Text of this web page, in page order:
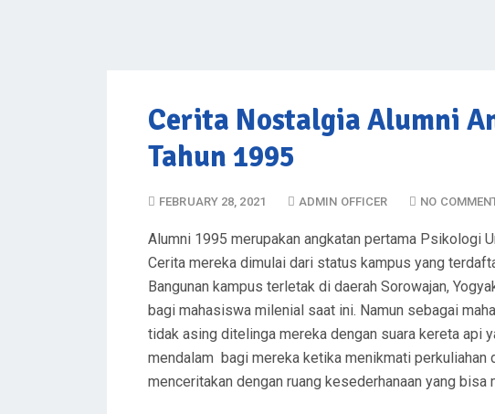
Cerita Nostalgia Alumni
Tahun 1995
P
S
T
E
D
O
N
FEBRUARY 28, 2021 ADMIN OFFICER NO
Alumni 1995 merupakan angkatan pertama Psikologi
Cerita mereka dimulai dari status kampus yang
Bangunan kampus terletak di daerah Sorowajan,
bagi mahasiswa milenial saat ini. Namun sebagai
tidak asing ditelinga mereka dengan suara kereta api
mendalam bagi mereka ketika menikmati perkuliahan
menceritakan dengan ruang kesederhanaan yang bisa